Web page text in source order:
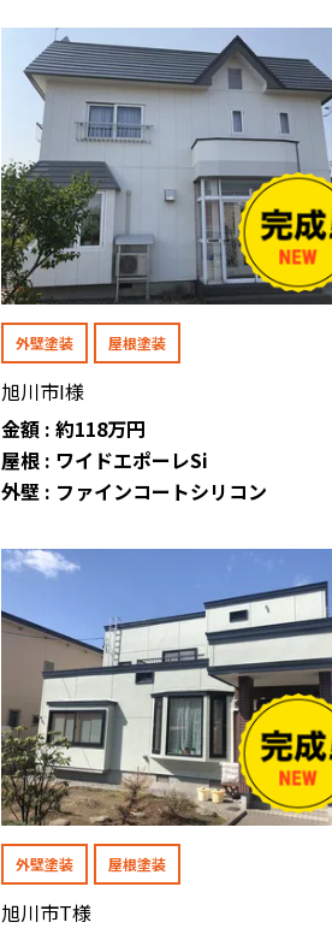
外壁塗装 屋根塗装
旭川市I様
金額 : 約118万円
屋根 : ワイドエポーレSi
外壁 : ファインコートシリコン
外壁塗装 屋根塗装
旭川市T様